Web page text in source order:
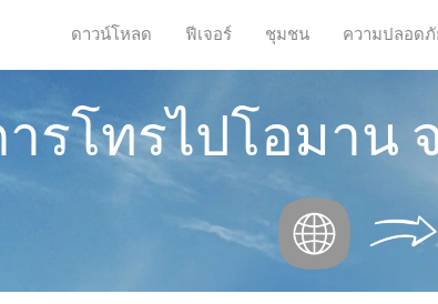
ดาวน์โหลด ฟีเจอร์ ชุมชน ความปลอดภั
รโทรไปโอมาน